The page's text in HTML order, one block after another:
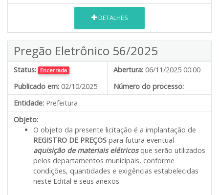
DETALHES
Pregão Eletrônico 56/2025
Status: Encerrada Abertura: 06/11/2025 00:00
Publicado em: 02/10/2025
Número do processo:
Entidade: Prefeitura
Objeto:
O objeto da presente licitação é a implantação de
REGISTRO DE PREÇOS para futura eventual
aquisição de materiais elétricosque serão utilizados
pelos departamentos municipais, conforme
condições, quantidades e exigências estabelecidas
neste Edital e seus anexos.